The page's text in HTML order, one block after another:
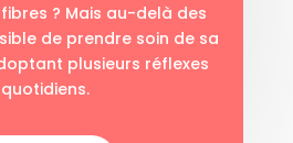
? Mais au-delà des
de prendre soin de sa
plusieurs réflexes
quotidiens.